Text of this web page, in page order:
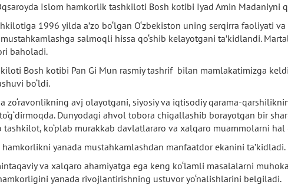
Islom hamkorlik tashkiloti Bosh kotibi Iyad Amin Madaniyni
1996 yilda a’zo bo‘lgan O‘zbekiston uning serqirra faoliyati
salmoqli hissa qo‘shib kelayotgani ta’kidlandi.
baholadi.
Bosh kotibi Pan Gi Mun rasmiy tashrif bilan mamlakatimizga
bo‘ldi.
zo‘ravonlikning avj olayotgani, siyosiy va iqtisodiy qarama-
Dunyodagi ahvol tobora chigallashib borayotgan bir
tashkilot, ko‘plab murakkab davlatlararo va xalqaro muammolarni
hamkorlikni yanada mustahkamlashdan manfaatdor ekanini ta’kidladi.
va xalqaro ahamiyatga ega keng ko‘lamli masalalarni
yanada rivojlantirishning ustuvor yo‘nalishlarini belgiladi.